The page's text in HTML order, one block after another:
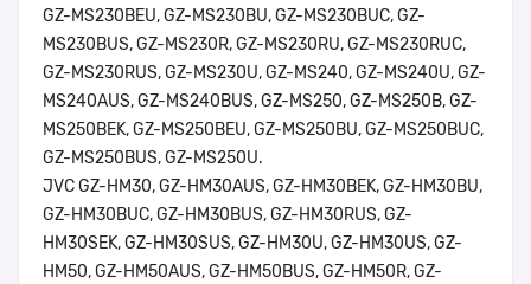
GZ-MS230BEU, GZ-MS230BU, GZ-MS230BUC, GZ-
MS230BUS, GZ-MS230R, GZ-MS230RU, GZ-MS230RUC,
GZ-MS230RUS, GZ-MS230U, GZ-MS240, GZ-MS240U, GZ-
MS240AUS, GZ-MS240BUS, GZ-MS250, GZ-MS250B, GZ-
MS250BEK, GZ-MS250BEU, GZ-MS250BU, GZ-MS250BUC,
GZ-MS250BUS, GZ-MS250U.
JVC GZ-HM30, GZ-HM30AUS, GZ-HM30BEK, GZ-HM30BU,
GZ-HM30BUC, GZ-HM30BUS, GZ-HM30RUS, GZ-
HM30SEK, GZ-HM30SUS, GZ-HM30U, GZ-HM30US, GZ-
HM50, GZ-HM50AUS, GZ-HM50BUS, GZ-HM50R, GZ-